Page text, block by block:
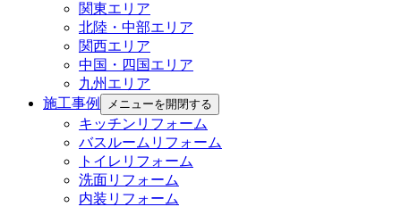
関東エリア
北陸・中部エリア
関西エリア
中国・四国エリア
九州エリア
施工事例
メニューを開閉する
キッチンリフォーム
バスルームリフォーム
トイレリフォーム
洗面リフォーム
内装リフォーム